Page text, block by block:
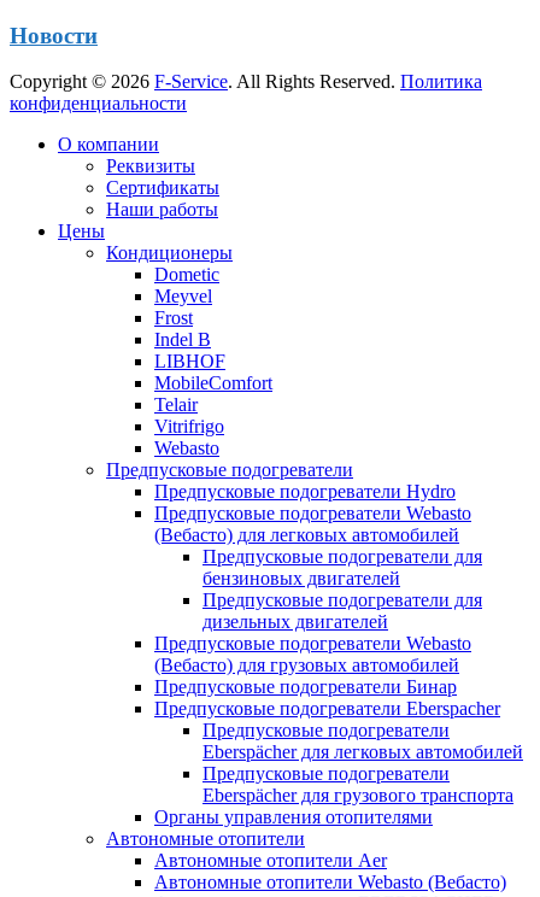
Новости
Copyright © 2026 F-Service. All Rights Reserved. Политика
конфиденциальности
вверх
О компании
Реквизиты
Сертификаты
Наши работы
Цены
Кондиционеры
Dometic
Meyvel
Frost
Indel B
LIBHOF
MobileComfort
Telair
Vitrifrigo
Webasto
Предпусковые подогреватели
Предпусковые подогреватели Hydro
Предпусковые подогреватели Webasto
(Вебасто) для легковых автомобилей
Предпусковые подогреватели для
бензиновых двигателей
Предпусковые подогреватели для
дизельных двигателей
Предпусковые подогреватели Webasto
(Вебасто) для грузовых автомобилей
Предпусковые подогреватели Бинар
Предпусковые подогреватели Eberspacher
Предпусковые подогреватели
Eberspächer для легковых автомобилей
Предпусковые подогреватели
Eberspächer для грузового транспорта
Органы управления отопителями
Автономные отопители
Автономные отопители Аer
Автономные отопители Webasto (Вебасто)